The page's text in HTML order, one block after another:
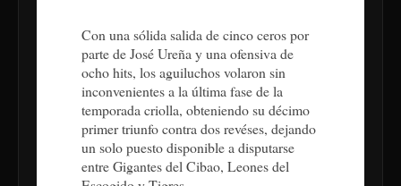
Con una sólida salida de cinco ceros por
parte de José Ureña y una ofensiva de
ocho hits, los aguiluchos volaron sin
inconvenientes a la última fase de la
temporada criolla, obteniendo su décimo
primer triunfo contra dos revéses, dejando
un solo puesto disponible a disputarse
entre Gigantes del Cibao, Leones del